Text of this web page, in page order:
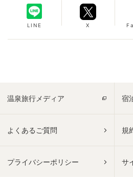
LINE X
温泉旅行メディア 宿
よくあるご質問 規
プライバシーポリシー サ